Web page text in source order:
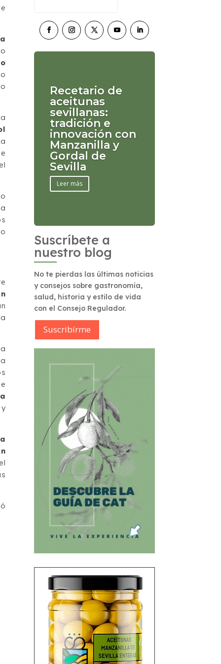
Recetario de
aceitunas
sevillanas:
tradición e
innovación con
Manzanilla y
Gordal de
Sevilla
Leer más
Suscríbete a
nuestro blog
No te pierdas las últimas noticias
y consejos sobre gastronomía,
salud, historia y estilo de vida
con el Consejo Regulador.
Suscribírme